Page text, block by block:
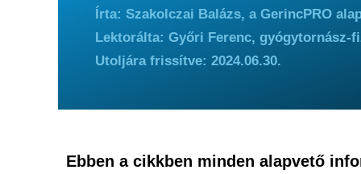
Írta: Szakolczai Balázs, a GerincPRO
Lektorálta: Győri Ferenc, gyógytornász-
Utoljára frissítve: 2024.06.30.
Ebben a cikkben minden alapvető